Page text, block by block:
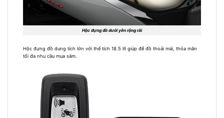
Hộc đựng đồ dưới yên rộng rãi
Hộc đựng đồ dung tích lớn với thể tích 18.5 lít giúp để đồ thoải mái, thỏa mãn
tối đa nhu cầu mua sắm.